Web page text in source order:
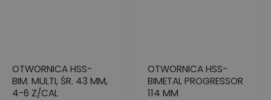
OTWORNICA HSS-
BIM. MULTI, ŚR. 43 MM,
4-6 Z/CAL
OTWORNICA HSS-
BIMETAL PROGRESSOR
114 MM